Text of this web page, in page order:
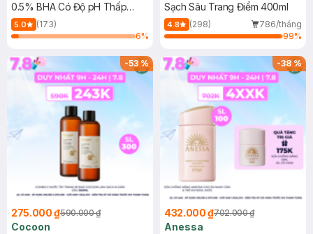
0.5% BHA Có Độ pH Thấp
150ml
5.0
(173)
6%
Sạch Sâu Trang Điểm 400ml
4.8 (298)
786/tháng
99%
-53%
275.000 ₫590.000 ₫
Cocoon
-38%
432.000 ₫702.000 ₫
Anessa